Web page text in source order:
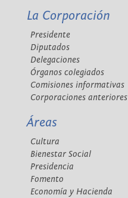
La Corporación
Presidente
Diputados
Delegaciones
Órganos colegiados
Comisiones informativas
Corporaciones anteriores
Áreas
Cultura
Bienestar Social
Presidencia
Fomento
Economía y Hacienda